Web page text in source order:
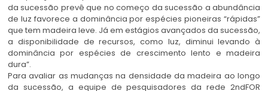
da sucessão prevê que no começo da sucessão a abundância
de luz favorece a dominância por espécies pioneiras “rápidas”
que tem madeira leve. Já em estágios avançados da sucessão,
a disponibilidade de recursos, como luz, diminui levando à
dominância por espécies de crescimento lento e madeira
dura”.
Para avaliar as mudanças na densidade da madeira ao longo
da sucessão, a equipe de pesquisadores da rede 2ndFOR